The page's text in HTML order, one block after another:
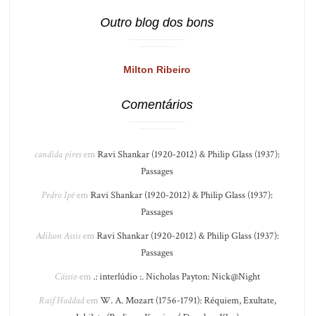
Outro blog dos bons
Milton Ribeiro
Comentários
candida piresem Ravi Shankar (1920-2012) & Philip Glass (1937):
Passages
Pedro Ipêem Ravi Shankar (1920-2012) & Philip Glass (1937):
Passages
Adilson Assisem Ravi Shankar (1920-2012) & Philip Glass (1937):
Passages
Cássioem .: interlúdio :. Nicholas Payton: Nick@Night
Raif Haddadem W. A. Mozart (1756-1791): Réquiem, Exultate,